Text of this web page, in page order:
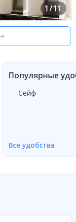
1/11
Популярные
Сейф
Все удобства